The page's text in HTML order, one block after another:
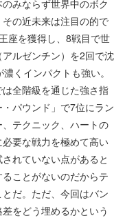
みならず世界中のボク
の近未来は注目の的で
座を獲得し、8戦目で世
ルゼンチン）を2回で沈
くインパクトも強い。
全階級を通じた強さ指
パウンド」で7位にラン
テクニック、ハートの
要な戦力を極めて高い
れていない点があると
ことがないのだからテ
だ。ただ、今回はバン
をどう埋めるかという